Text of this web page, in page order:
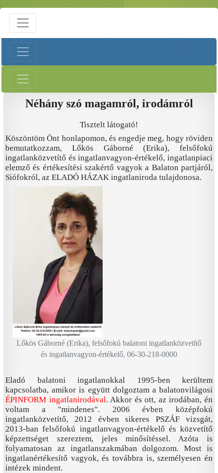
Néhány szó magamról, irodámról
Tisztelt látogató!
Köszöntöm Önt honlapomon, és engedje meg, hogy röviden
bemutatkozzam, Lőkös Gáborné (Erika), felsőfokú
ingatlanközvetítő és ingatlanvagyon-értékelő, ingatlanpiaci
elemző és értékesítési szakértő vagyok a Balaton partjáról,
Siófokról, az ELADÓ HÁZAK ingatlaniroda tulajdonosa.
Lőkös Gáborné (Erika), felsőfokú balatoni ingatlanközvetítő
és ingatlanvagyon-értékelő, 06-30-218-0000
Eladó balatoni ingatlanokkal 1995-ben kerültem
kapcsolatba, amikor is együtt dolgoztam a balatonvilágosi
ÉPINFORM ingatlanirodával. Akkor és ott, az irodában, én
voltam a "mindenes". 2006 évben középfokú
ingatlanközvetítő, 2012 évben sikeres PSZÁF vizsgát,
2013-ban felsőfokú ingatlanvagyon-értékelő és közvetítő
képzettséget szereztem, jeles minősítéssel. Azóta is
folyamatosan az ingatlanszakmában dolgozom. Most is
ingatlanértékesítő vagyok, és továbbra is, személyesen én
intézek mindent.